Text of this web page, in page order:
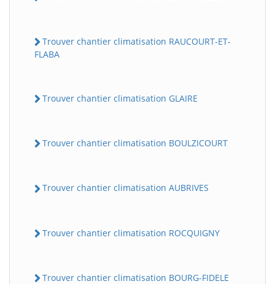
Trouver chantier climatisation RAUCOURT-ET-
FLABA
Trouver chantier climatisation GLAIRE
Trouver chantier climatisation BOULZICOURT
Trouver chantier climatisation AUBRIVES
Trouver chantier climatisation ROCQUIGNY
Trouver chantier climatisation BOURG-FIDELE